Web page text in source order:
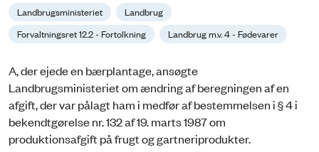
Landbrugsministeriet
Landbrug
Forvaltningsret 12.2 - Fortolkning
Landbrug m.v. 4 - Fødevarer
A, der ejede en bærplantage, ansøgte
Landbrugsministeriet om ændring af beregningen af en
afgift, der var pålagt ham i medfør af bestemmelsen i § 4 i
bekendtgørelse nr. 132 af 19. marts 1987 om
produktionsafgift på frugt og gartneriprodukter.